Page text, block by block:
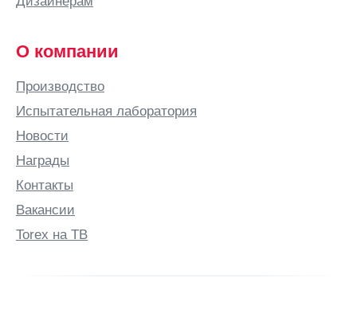
область
Воткинск
Всеволожск
Выборг
Выкса
Вырица
Выселки
Вязьма
Г
О компании
Производство
Испытательная лаборатория
Новости
Награды
Контакты
Вакансии
Torex на ТВ